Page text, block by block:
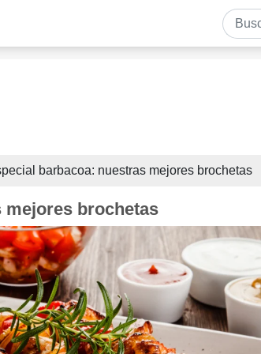
barbacoa: nuestras mejores brochetas
mejores brochetas